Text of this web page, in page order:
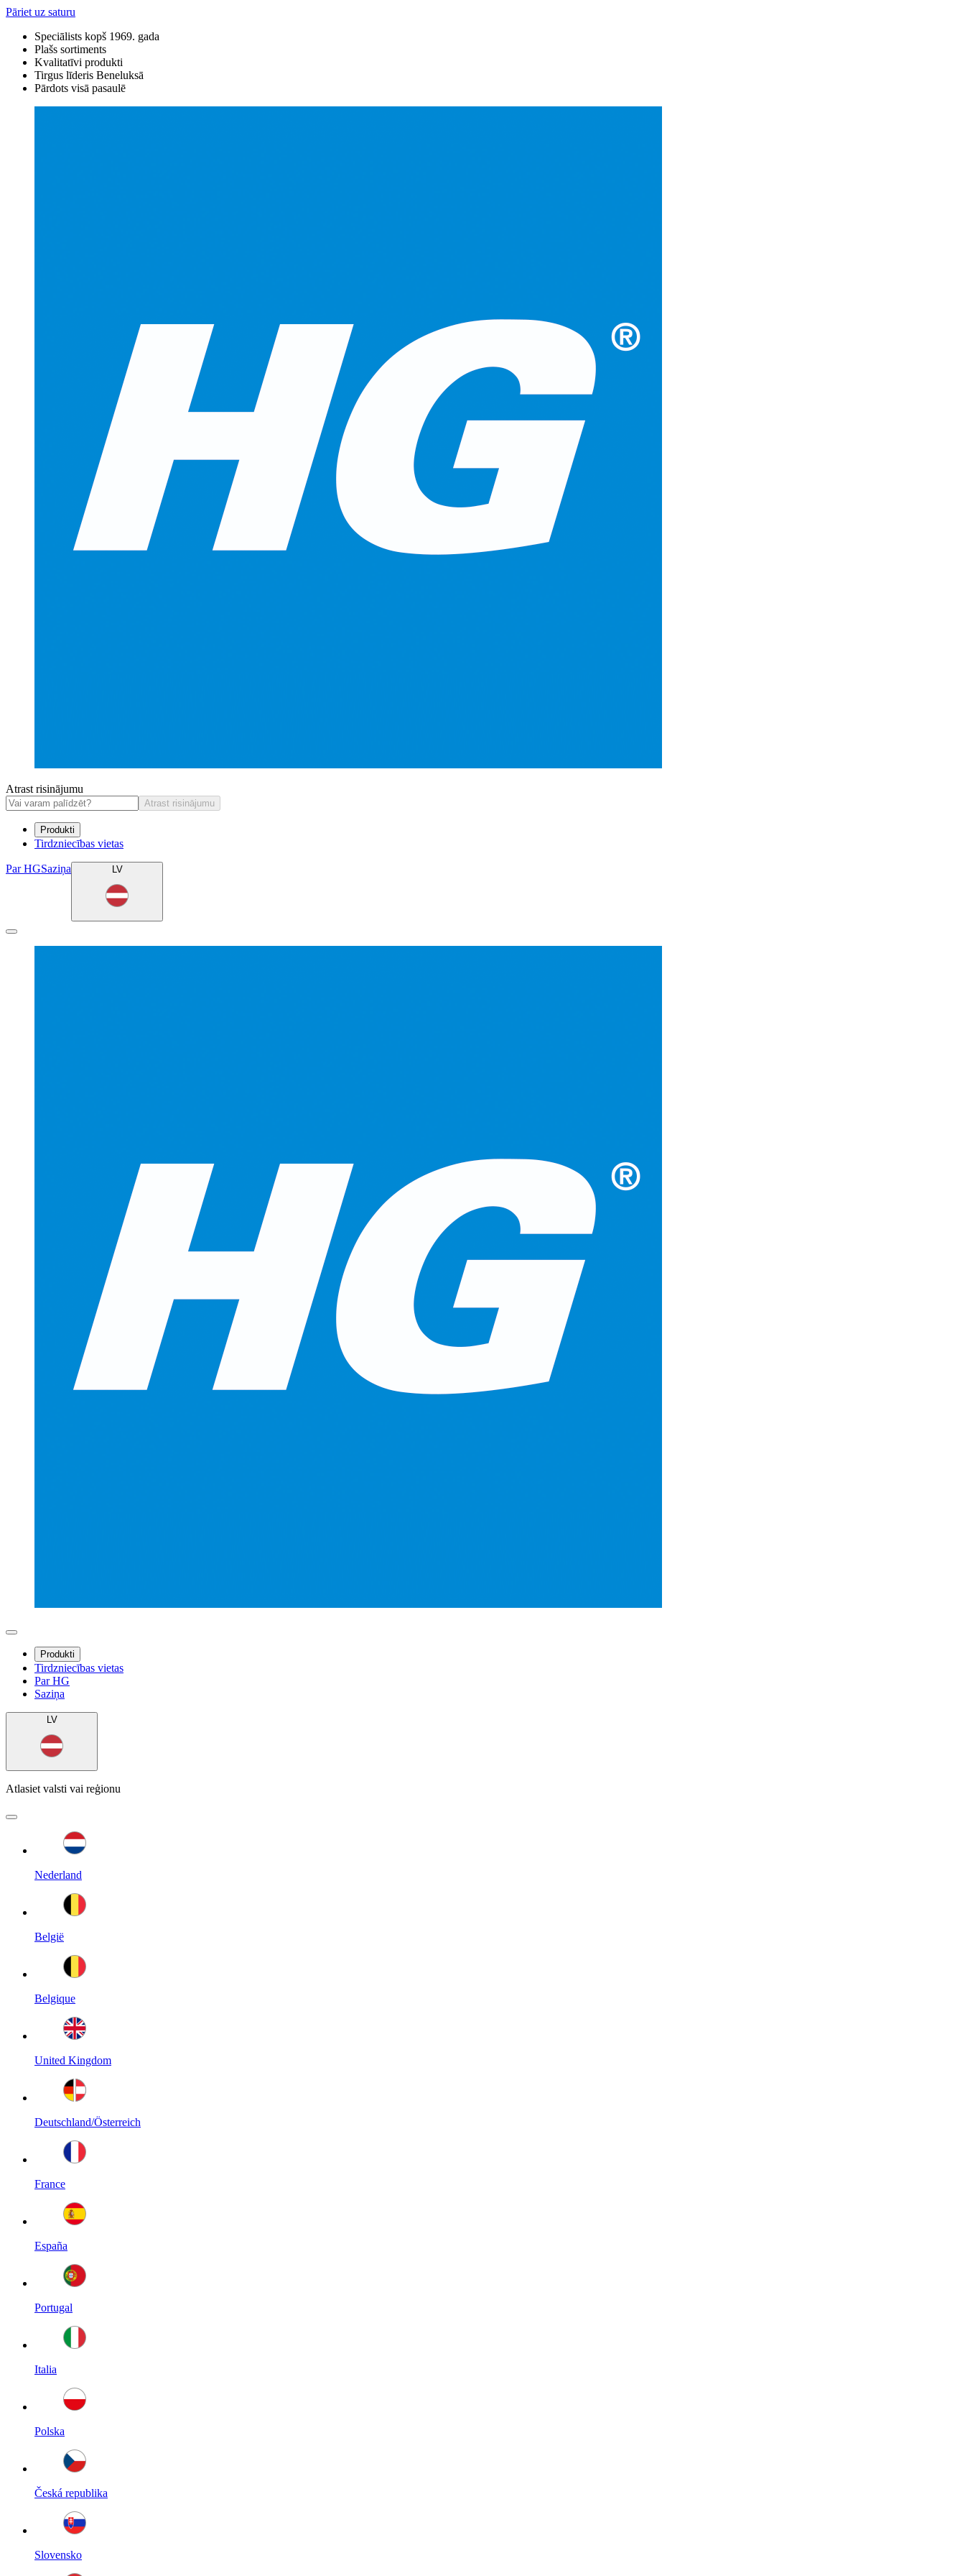
Pāriet uz saturu
Speciālists kopš 1969. gada
Plašs sortiments
Kvalitatīvi produkti
Tirgus līderis Beneluksā
Pārdots visā pasaulē
Atrast risinājumu
Atrast risinājumu
Produkti
Tirdzniecības vietas
Par HGSaziņa LV
Produkti
Tirdzniecības vietas
Par HG
Saziņa
LV
Atlasiet valsti vai reģionu
Nederland
België
Belgique
United Kingdom
Deutschland/Österreich
France
España
Portugal
Italia
Polska
Česká republika
Slovensko